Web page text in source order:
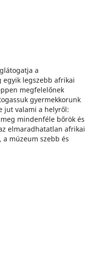
a
egyik legszebb afrikai
megfelelőnek
gyermekkorunk
jut valami a helyről:
mindenféle bőrök és
elmaradhatatlan afrikai
a múzeum szebb és